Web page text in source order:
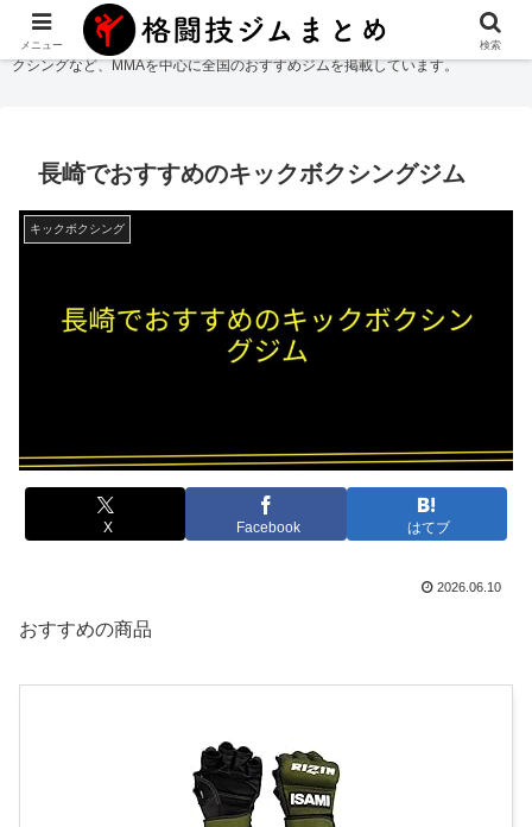
格闘技ジムまとめ
では総合格闘技・柔術・レスリング・キックボクシング・ボ
クシングなど、MMAを中心に全国のおすすめジムを掲載しています。
長崎でおすすめのキックボクシングジム
キックボクシング
X Facebook はてブ
2026.06.10
おすすめの商品
メニュー 検索